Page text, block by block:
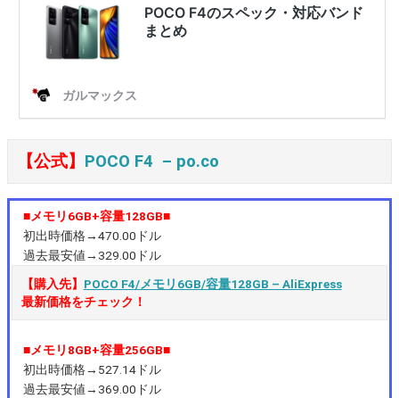
【公式】 POCO F4 – po.co
■メモリ6GB+容量128GB■
初出時価格→470.00ドル
過去最安値→329.00ドル
【購入先】 POCO F4/メモリ6GB/容量128GB – AliExpress
最新価格をチェック！
■メモリ8GB+容量256GB■
初出時価格→527.14ドル
過去最安値→369.00ドル